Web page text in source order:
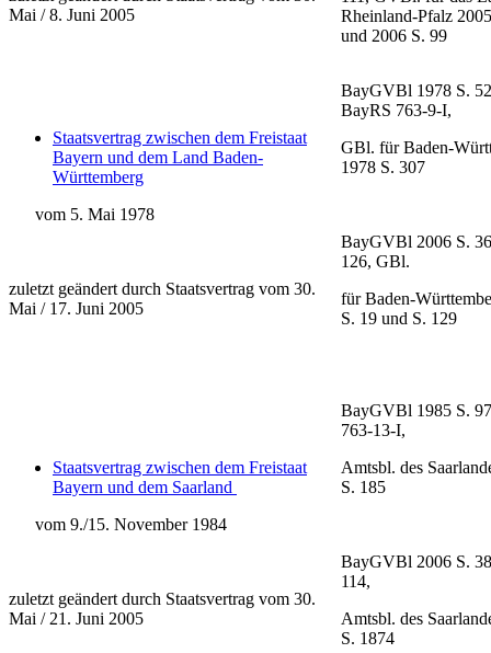
Mai / 8. Juni 2005
Rheinland-Pfalz
und 2006 S. 99
Staatsvertrag zwischen dem Freistaat
Bayern und dem Land Baden-
Württemberg
vom 5. Mai 1978
zuletzt geändert durch Staatsvertrag vom 30.
Mai / 17. Juni 2005
BayGVBl 1978 S.
BayRS 763-9-I,
GBl. für Baden-
1978 S. 307
BayGVBl 2006 S.
126, GBl.
für Baden-
S. 19 und S. 129
Staatsvertrag zwischen dem Freistaat
Bayern und dem Saarland
vom 9./15. November 1984
zuletzt geändert durch Staatsvertrag vom 30.
Mai / 21. Juni 2005
BayGVBl 1985 S.
763-13-I,
Amtsbl. des
S. 185
BayGVBl 2006 S.
114,
Amtsbl. des
S. 1874